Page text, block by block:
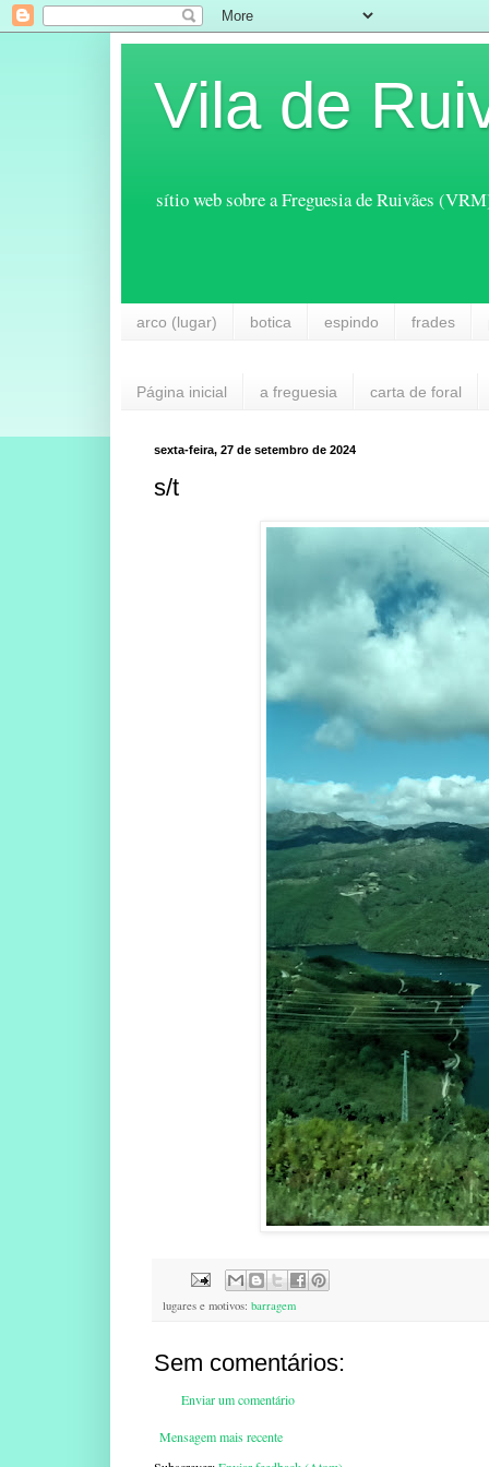
Vila de
sítio web sobre a Freguesia de Ruivães
arco (lugar) botica espindo frades
Página inicial a freguesia carta de foral
sexta-feira, 27 de setembro de 2024
s/t
lugares e motivos: barragem
Sem comentários:
Enviar um comentário
Mensagem mais recente